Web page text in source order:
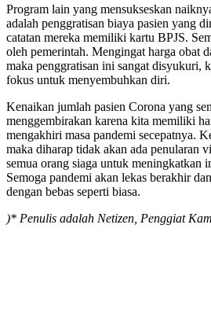
Program lain yang mensukseskan
adalah penggratisan biaya pasien yang
catatan mereka memiliki kartu BPJS.
oleh pemerintah. Mengingat harga obat
maka penggratisan ini sangat disyukuri,
fokus untuk menyembuhkan diri.
Kenaikan jumlah pasien Corona yang
menggembirakan karena kita memiliki
mengakhiri masa pandemi secepatnya.
maka diharap tidak akan ada penularan
semua orang siaga untuk meningkatkan
Semoga pandemi akan lekas berakhir
dengan bebas seperti biasa.
)* Penulis adalah Netizen, Penggiat